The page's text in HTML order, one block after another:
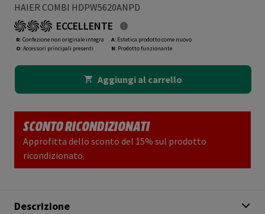
HAIER COMBI HDPW5620ANPD
ECCELLENTE
R: Confezione non originale integra
O: Accessori principali presenti
A: Estetica prodotto come nuovo
N: Prodotto funzionante
Aggiungi al carrello
SCONTO RICONDIZIONATI
Approfitta dello sconto del 15% sul prodotto
ricondizionato.
Descrizione